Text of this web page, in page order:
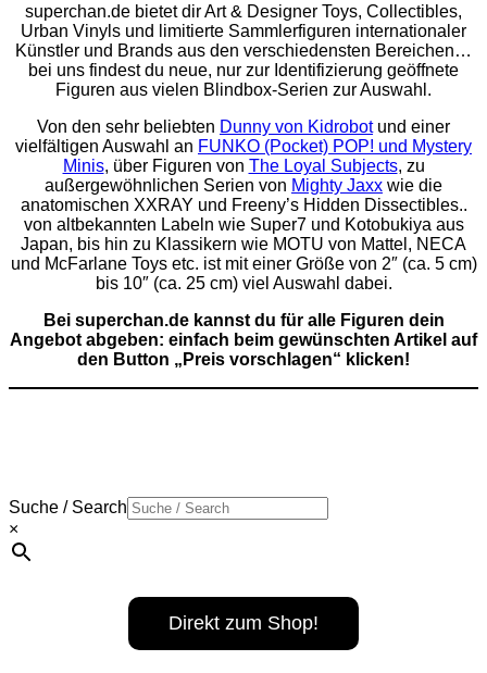
superchan.de bietet dir Art & Designer Toys, Collectibles,
Urban Vinyls und limitierte Sammlerfiguren internationaler
Künstler und Brands aus den verschiedensten Bereichen…
bei uns findest du neue, nur zur Identifizierung geöffnete
Figuren aus vielen Blindbox-Serien zur Auswahl.
Von den sehr beliebten Dunny von Kidrobotund einer
vielfältigen Auswahl an FUNKO (Pocket) POP! und Mystery
Minis, über Figuren von The Loyal Subjects, zu
außergewöhnlichen Serien von Mighty Jaxx wie die
anatomischen XXRAY und Freeny’s Hidden Dissectibles..
von altbekannten Labeln wie Super7 und Kotobukiya aus
Japan, bis hin zu Klassikern wie MOTU von Mattel, NECA
und McFarlane Toys etc. ist mit einer Größe von 2″ (ca. 5 cm)
bis 10″ (ca. 25 cm) viel Auswahl dabei.
Bei superchan.de kannst d u für alle Figuren dein
Angebot abgeben: einfach beim gewünschten Artikel auf
den Button „Preis vorschlagen“ klicken!
Suche / Search
×
Direkt zum Shop!